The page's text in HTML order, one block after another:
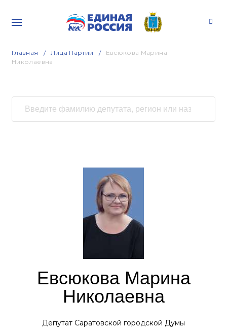
Главная Лица Партии
Евсюкова Марина
Николаевна
Евсюкова Марина
Николаевна
Депутат Саратовской городской Думы